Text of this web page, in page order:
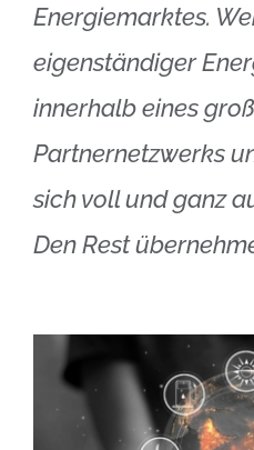
Energiemarktes.
eigenständiger
innerhalb eines
Partnernetzwerks
sich voll und ganz
Den Rest